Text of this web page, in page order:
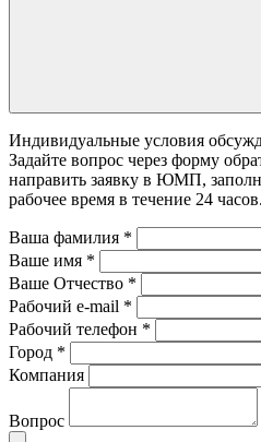
Индивидуальные условия
Задайте вопрос через форму
направить заявку в ЮМП,
рабочее время в течение 24 часов.
Ваша фамилия *
Ваше имя *
Ваше Отчество *
Рабочий e-mail *
Рабочий телефон *
Город *
Компания
Вопрос